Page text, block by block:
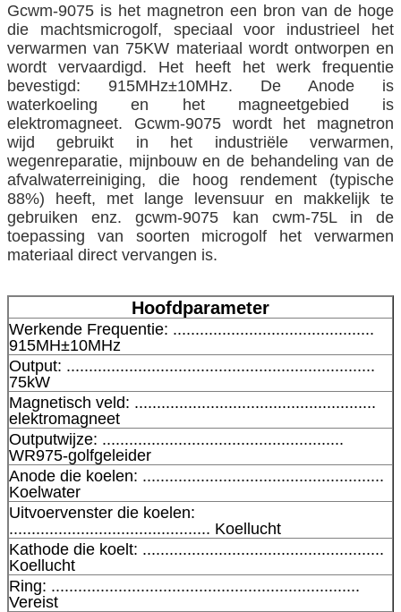
Gcwm-9075 is het magnetron een bron van de hoge
die machtsmicrogolf, speciaal voor industrieel het
verwarmen van 75KW materiaal wordt ontworpen en
wordt vervaardigd. Het heeft het werk frequentie
bevestigd: 915MHz±10MHz. De Anode is
waterkoeling en het magneetgebied is
elektromagneet. Gcwm-9075 wordt het magnetron
wijd gebruikt in het industriële verwarmen,
wegenreparatie, mijnbouw en de behandeling van de
afvalwaterreiniging, die hoog rendement (typische
88%) heeft, met lange levensuur en makkelijk te
gebruiken enz. gcwm-9075 kan cwm-75L in de
toepassing van soorten microgolf het verwarmen
materiaal direct vervangen is.
Hoofdparameter
Werkende Frequentie: .............................................
915MH±10MHz
Output: .....................................................................
75kW
Magnetisch veld: ......................................................
elektromagneet
Outputwijze: ......................................................
WR975-golfgeleider
Anode die koelen: ......................................................
Koelwater
Uitvoervenster die koelen:
............................................. Koellucht
Kathode die koelt: ......................................................
Koellucht
Ring: .....................................................................
Vereist